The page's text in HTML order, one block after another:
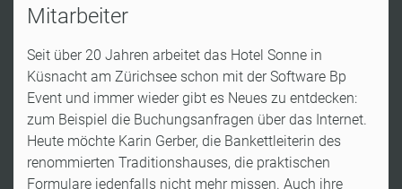
Mitarbeiter
Seit über 20 Jahren arbeitet das Hotel Sonne in
Küsnacht am Zürichsee schon mit der Software Bp
Event und immer wieder gibt es Neues zu entdecken:
zum Beispiel die Buchungsanfragen über das Internet.
Heute möchte Karin Gerber, die Bankettleiterin des
renommierten Traditionshauses, die praktischen
Formulare jedenfalls nicht mehr missen. Auch ihre